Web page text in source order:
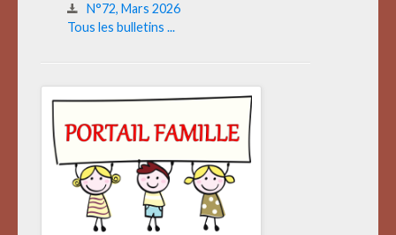
N°72, Mars 2026
Tous les bulletins ...